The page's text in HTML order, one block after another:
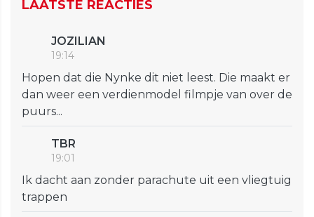
LAATSTE REACTIES
JOZILIAN
19:14
Hopen dat die Nynke dit niet leest. Die maakt er
dan weer een verdienmodel filmpje van over de
puurs...
TBR
19:01
Ik dacht aan zonder parachute uit een vliegtuig
trappen